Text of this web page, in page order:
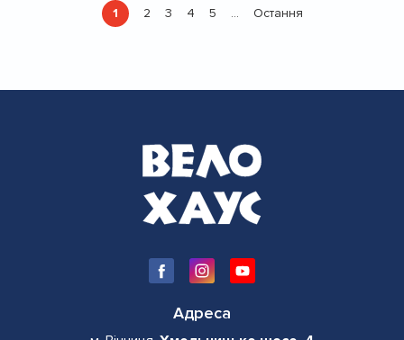
Розбивка
на
Поточна
сторінка
1 Страница
2 Страница
3 Страница
4 Страница
5 …
Остання
Остання
Адреса